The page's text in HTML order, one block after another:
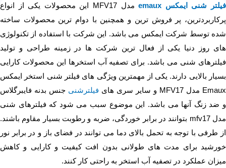
فیلتر شنی ایمکس emaux
مدل MFV17 این محصولات یکی از انواع
پرکاربردترین، پر فروش ترین و همچنین با دوام ترین محصولات ساخته
شده توسط شرکت ایمکس می باشد. این شرکت با استفاده از تکنولوژی
های روز دنیا یکی از فعال ترین شرکت ها در زمینه طراحی و تولید
فیلترهای شنی می باشد. برای تصفیه آب استخرها این محصولات کارایی
بسیار بالایی دارند. یکی از مهمترین ویژگی های فیلتر شنی استخر ایمکس
Emaux مدل MFV17 و سایر سری های
فیلترشنی جنس بدنه فایبرگلاس
و ضد زنگ آنها می باشد. این موضوع سبب می شود که فیلترهای شنی
مدل mfv17 بتوانند در برابر خوردگی، ضربه و رطوبت بسیار مقاوم باشند.
از طرفی با توجه به تحمل بالای دما می توانند در فضای باز و در برابر نور
خورشید برای مدت های طولانی بدون افت کیفیت و کارایی و کاهش
میزان عملکرد در تصفیه آب استخر به راحتی کار کنند.